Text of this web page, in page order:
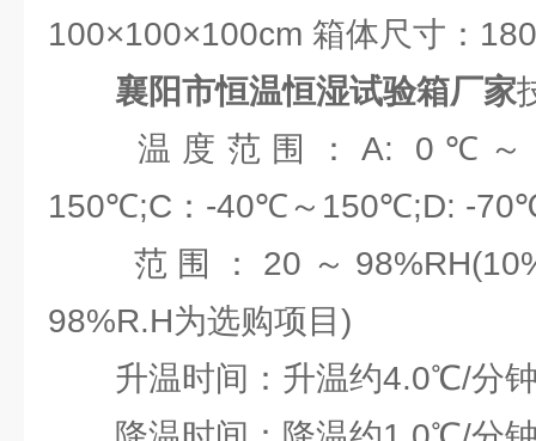
100×100×100cm 箱体尺寸：
襄阳市恒温恒湿试验箱厂家
温度范围：A: 0℃～
150℃;C：-40℃～150℃;D: -
范围：20～
98%R.H为选购项目)
升温时间：升温约4.0℃/分